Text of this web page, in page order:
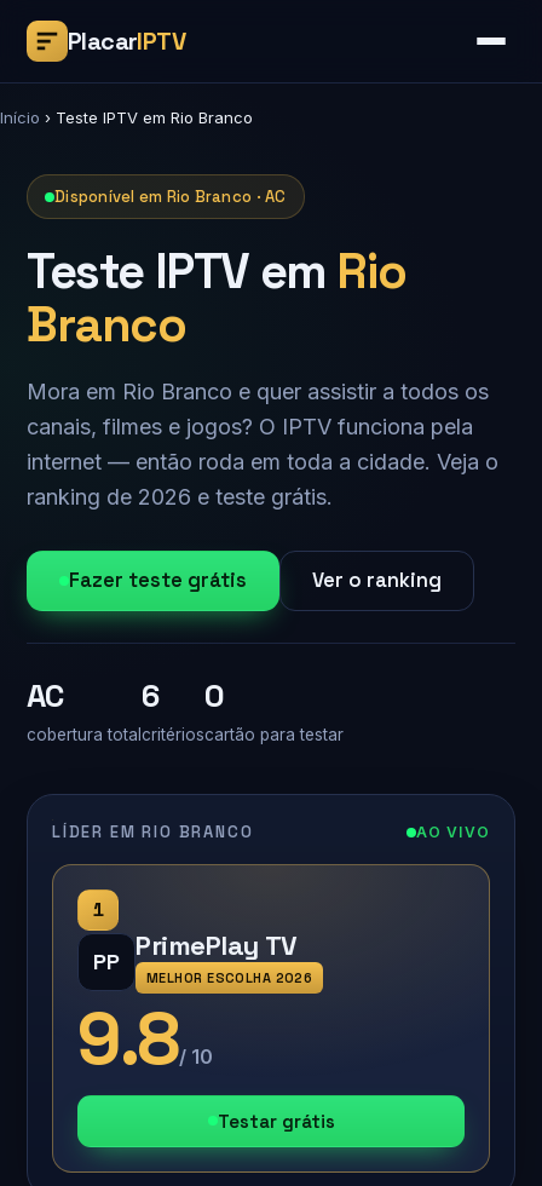
PlacarIPTV
Início › Teste IPTV em Rio Branco
Disponível em Rio Branco · AC
Teste IPTV em Rio
Branco
Mora em Rio Branco e quer assistir a todos os
canais, filmes e jogos? O IPTV funciona pela
internet — então roda em toda a cidade. Veja o
ranking de 2026 e teste grátis.
Fazer teste grátis Ver o ranking
AC
cobertura total
6
critérios
0
cartão para testar
LÍDER EM RIO BRANCO AO VIVO
1
PP PrimePlay TV
MELHOR ESCOLHA 2026
9.8/ 10
Testar grátis